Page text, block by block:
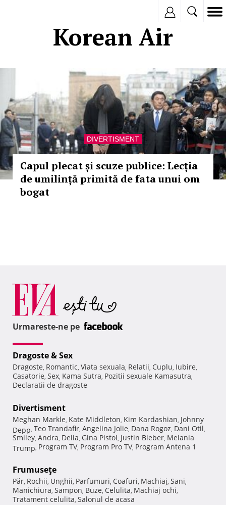
Korean Air
DIVERTISMENT
Capul plecat și scuze publice: Lecția
de umilință primită de fata unui om
bogat
Urmareste-ne pe
Dragoste & Sex
Dragoste, Romantic, Viata sexuala, Relatii, Cuplu, Iubire,
Casatorie, Sex, Kama Sutra, Pozitii sexuale Kamasutra,
Declaratii de dragoste
Divertisment
Meghan Markle, Kate Middleton, Kim Kardashian, Johnny
Depp, Teo Trandafir, Angelina Jolie, Dana Rogoz, Dani Otil,
Smiley, Andra, Delia, Gina Pistol, Justin Bieber, Melania
Trump, Program TV, Program Pro TV, Program Antena 1
Frumuseţe
Păr, Rochii, Unghii, Parfumuri, Coafuri, Machiaj, Sani,
Manichiura, Sampon, Buze, Celulita, Machiaj ochi,
Tratament celulita, Salonul de acasa